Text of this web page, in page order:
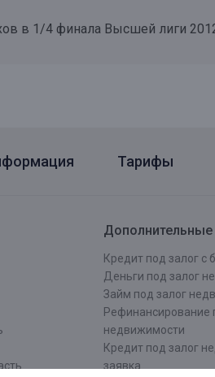
в 1/4 финала Высшей лиги
Тарифы
Кредит под залог
Деньги под залог
Займ под залог
Рефинансирование
недвижимости
Кредит под залог
заявка